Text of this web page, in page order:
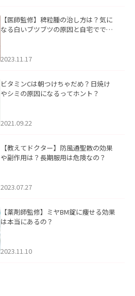
【医師監修】稗粒腫の治し方は？気に
なる白いブツブツの原因と自宅ででき
2023.11.17
ビタミンCは朝つけちゃだめ？日焼け
やシミの原因になるってホント？
2021.09.22
【教えてドクター】防風通聖散の効果
や副作用は？長期服用は危険なの？
2023.07.27
【薬剤師監修】ミヤBM錠に痩せる効果
は本当にあるの？
2023.11.10